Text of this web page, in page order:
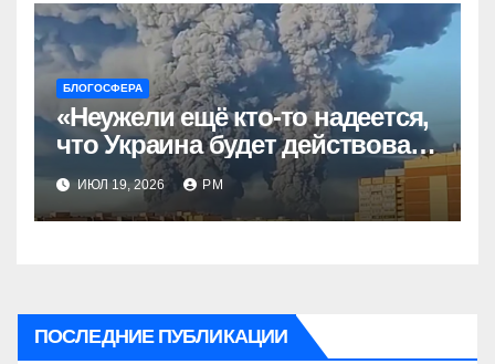
БЛОГОСФЕРА
«Неужели ещё кто-то надеется,
что Украина будет действовать
непоследовательно?»
ИЮЛ 19, 2026 РМ
ПОСЛЕДНИЕ ПУБЛИКАЦИИ